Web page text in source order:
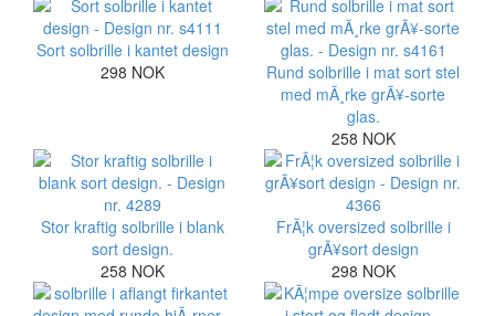
Sort solbrille i kantet design
298 NOK
Rund solbrille i mat sort stel
med mÃ¸rke grÃ¥-sorte
glas.
258 NOK
Stor kraftig solbrille i blank
sort design.
258 NOK
FrÃ¦k oversized solbrille i
grÃ¥sort design
298 NOK